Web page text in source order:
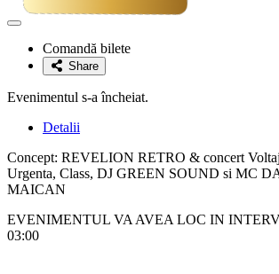
Adaugă
favoriteComandă bilete
Share
Evenimentul s-a încheiat.
Detalii
Concept: REVELION RETRO & concert
Urgenta, Class, DJ GREEN SOUND si MC
MAICAN
EVENIMENTUL VA AVEA LOC IN
03:00